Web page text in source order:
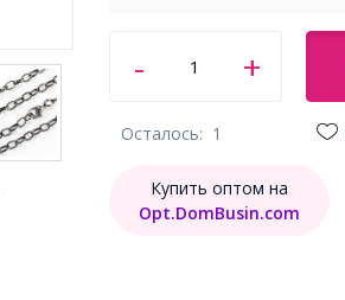
Осталось: 1
Купить оптом на
Opt.DomBusin.com